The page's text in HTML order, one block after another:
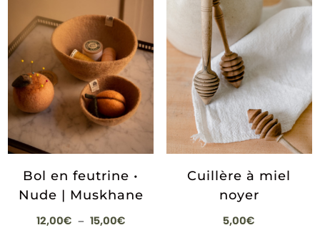
Bol en feutrine •
Nude | Muskhane
12,00€ – 15,00€Plage
Cuillère à miel
noyer
5,00€